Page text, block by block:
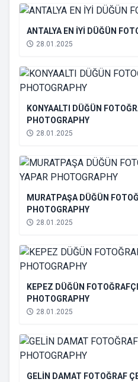
ANTALYA EN İYİ DÜĞÜN
28.01.2025
KONYAALTI DÜĞÜN
PHOTOGRAPHY
28.01.2025
MURATPAŞA DÜĞÜN
PHOTOGRAPHY
28.01.2025
KEPEZ DÜĞÜN
PHOTOGRAPHY
28.01.2025
GELİN DAMAT FOTOĞRAF